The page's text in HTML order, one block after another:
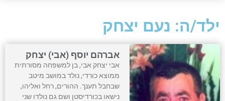
ילד/ה: נעם יצחק
אברהם יוסף (אבי) יצחק
אבי יצחק אבי, בן למשפחה מסורתית
ממוצא כורדי, נולד במושב מיטב
שבחבל תענך. ההורים, רחל ואליהו,
נישאו בכורדיסטן ושם גם נולדו שני